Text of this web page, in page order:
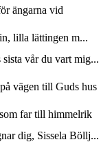
ängarna vid
lilla lättingen m...
vår du vart mig...
vägen till Guds hus
far till himmelrik
dig, Sissela Böllj...